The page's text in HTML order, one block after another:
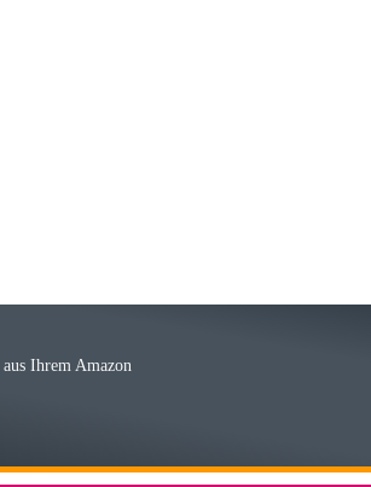
den kommenden Jahren herausstellen. Spannend
Ihrem Amazon